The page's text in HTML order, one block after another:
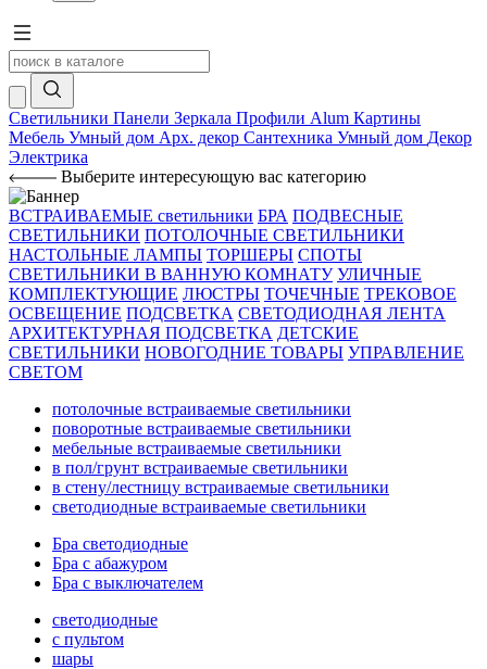
Светильники Панели Зеркала Профили Alum Картины
Мебель Умный дом Арх. декор Сантехника Умный дом Декор
Электрика
Выберите интересующую вас категорию
ВСТРАИВАЕМЫЕ светильники БРА ПОДВЕСНЫЕ
СВЕТИЛЬНИКИ ПОТОЛОЧНЫЕ СВЕТИЛЬНИКИ
НАСТОЛЬНЫЕ ЛАМПЫ ТОРШЕРЫ СПОТЫ
СВЕТИЛЬНИКИ В ВАННУЮ КОМНАТУ УЛИЧНЫЕ
КОМПЛЕКТУЮЩИЕ ЛЮСТРЫ ТОЧЕЧНЫЕ ТРЕКОВОЕ
ОСВЕЩЕНИЕ ПОДСВЕТКА СВЕТОДИОДНАЯ ЛЕНТА
АРХИТЕКТУРНАЯ ПОДСВЕТКА ДЕТСКИЕ
СВЕТИЛЬНИКИ НОВОГОДНИЕ ТОВАРЫ УПРАВЛЕНИЕ
СВЕТОМ
потолочные встраиваемые светильники
поворотные встраиваемые светильники
мебельные встраиваемые светильники
в пол/грунт встраиваемые светильники
в стену/лестницу встраиваемые светильники
светодиодные встраиваемые светильники
Бра светодиодные
Бра с абажуром
Бра с выключателем
светодиодные
с пультом
шары